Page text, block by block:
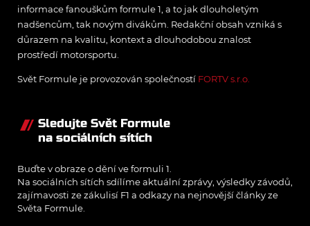
informace fanouškům formule 1, a to jak dlouholetým
nadšencům, tak novým divákům. Redakční obsah vzniká s
důrazem na kvalitu, kontext a dlouhodobou znalost
prostředí motorsportu.
Svět Formule je provozován společností FORTV s.r.o.
Sledujte Svět Formule
na sociálních sítích
Buďte v obraze o dění ve formuli 1.
Na sociálních sítích sdílíme aktuální zprávy, výsledky závodů,
zajímavosti ze zákulisí F1 a odkazy na nejnovější články ze
Světa Formule.